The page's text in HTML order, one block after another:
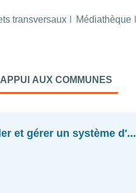
transversaux Médiathèque
APPUI AUX COMMUNES
et gérer un système d'...